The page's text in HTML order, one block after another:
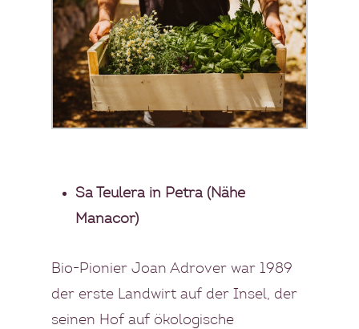
Sa Teulera in Petra (Nähe
Manacor)
Bio-Pionier Joan Adrover war 1989
der erste Landwirt auf der Insel, der
seinen Hof auf ökologische